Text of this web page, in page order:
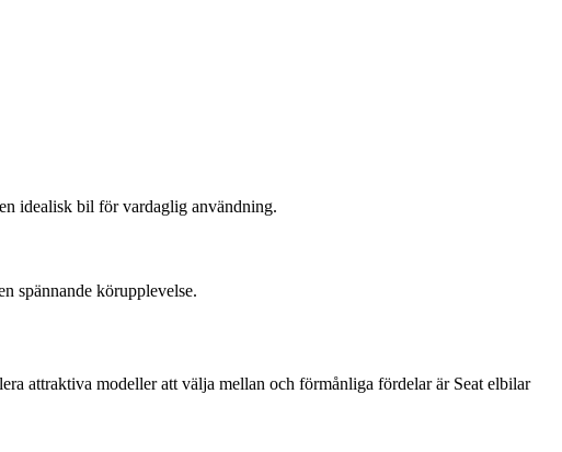
idealisk bil för vardaglig användning.
spännande körupplevelse.
attraktiva modeller att välja mellan och förmånliga fördelar är Seat elbilar